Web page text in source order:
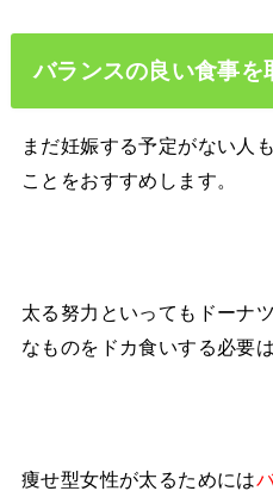
バランスの良い食事を
まだ妊娠する予定がない人
ことをおすすめします。
太る努力といってもドーナ
なものをドカ食いする必要
痩せ型女性が太るためには